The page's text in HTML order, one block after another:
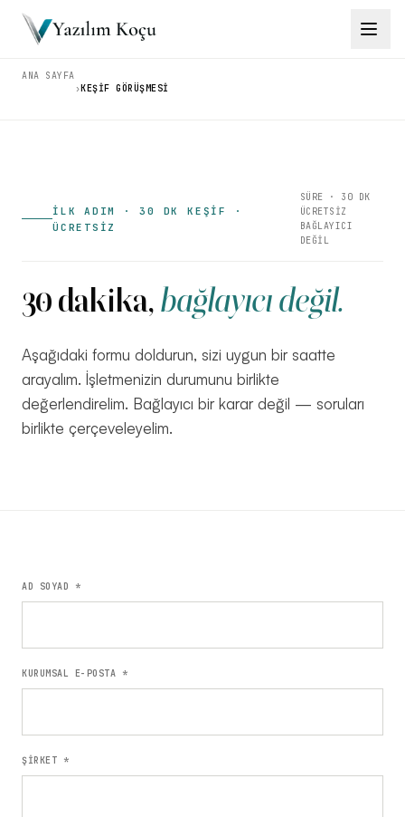
Çözümler →
İçgörüler→
İletişim
ANA SAYFA
›KEŞIF GÖRÜŞMESI
İLK ADIM · 30 DK KEŞİF ·
ÜCRETSİZ
SÜRE · 30 DK
ÜCRETSİZ
BAĞLAYICI
DEĞİL
30 dakika,bağlayıcı değil.
Aşağıdaki formu doldurun, sizi uygun bir saatte
arayalım. İşletmenizin durumunu birlikte
değerlendirelim. Bağlayıcı bir karar değil — soruları
birlikte çerçeveleyelim.
AD SOYAD *
KURUMSAL E-POSTA *
ŞİRKET *